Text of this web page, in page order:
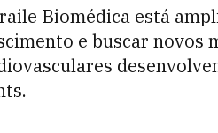
Biomédica está
e buscar novos